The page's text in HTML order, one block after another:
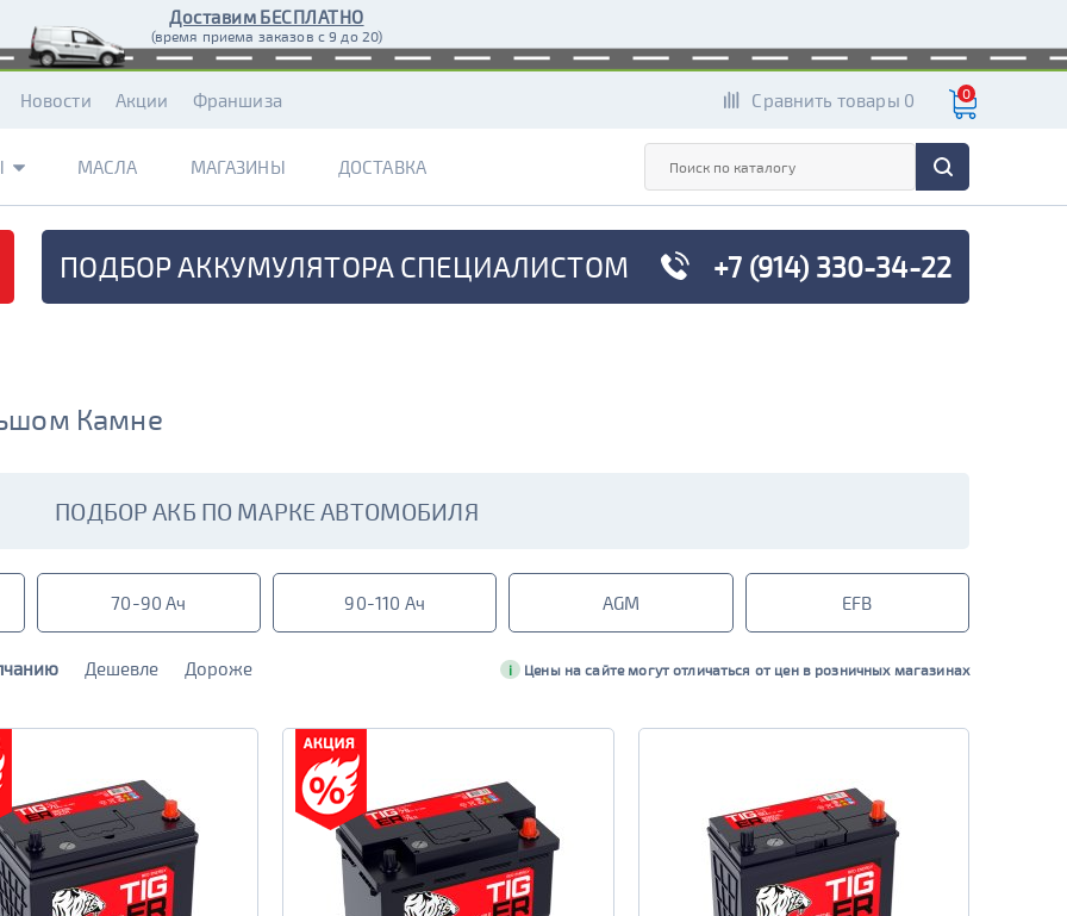
Доставим БЕСПЛАТНО
(время приема заказов с 9 до 20)
Новости Акции Франшиза Сравнить товары 0 0
МАСЛА МАГАЗИНЫ ДОСТАВКА
ПОДБОР АККУМУЛЯТОРА СПЕЦИАЛИСТОМ +7 (914) 330-34-22
Камне
ПОДБОР АКБ ПО МАРКЕ АВТОМОБИЛЯ
70-90 Ач 90-110 Ач AGM EFB
Дешевле Дороже i Цены на сайте могут отличаться от цен в розничных магазинах